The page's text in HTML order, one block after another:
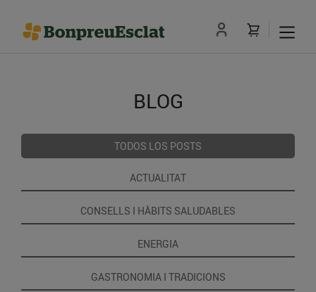
BLOG
TODOS LOS POSTS
ACTUALITAT
CONSELLS I HÀBITS SALUDABLES
ENERGIA
GASTRONOMIA I TRADICIONS